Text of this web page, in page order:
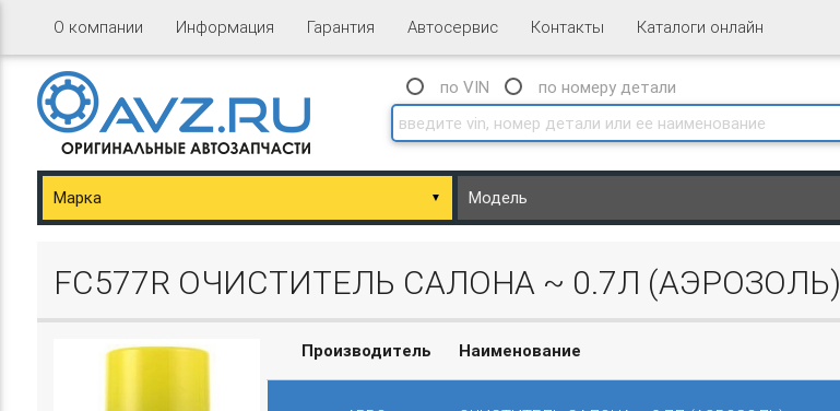
О компании Информация Гарантия Автосервис Контакты Каталоги онлайн
по VIN
по номеру детали
▼
FC577R ОЧИСТИТЕЛЬ САЛОНА ~ 0.7Л (АЭРОЗОЛЬ)
Производитель Наименование